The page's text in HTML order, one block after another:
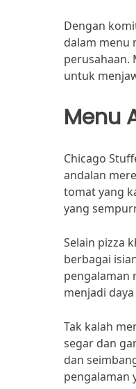
Dengan
dalam menu
perusahaan.
untuk
Menu
Chicago
andalan
tomat yang
yang
Selain pizza
berbagai
pengalaman
menjadi
Tak kalah
segar dan
dan
pengalaman